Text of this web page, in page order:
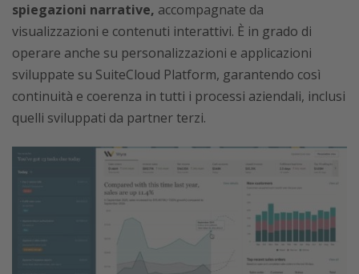
spiegazioni narrative, accompagnate da
visualizzazioni e contenuti interattivi. È in grado di
operare anche su personalizzazioni e applicazioni
sviluppate su SuiteCloud Platform, garantendo così
continuità e coerenza in tutti i processi aziendali, inclusi
quelli sviluppati da partner terzi.